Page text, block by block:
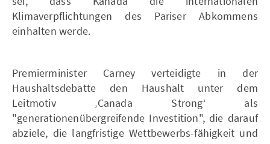
Klimaverpflichtungen des Pariser Abkommens
einhalten werde.
Premierminister Carney verteidigte in der
Haushaltsdebatte den Haushalt unter dem
Leitmotiv ‚Canada Strong‘ als
"generationenübergreifende Investition", die darauf
abziele, die langfristige Wettbewerbs-fähigkeit und